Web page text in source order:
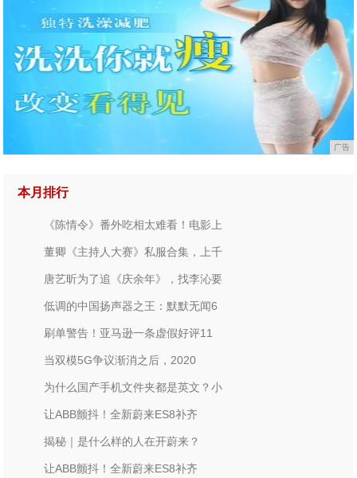
广告
本月排行
《陈情令》番外吃相太难看！电影上
董卿《主持人大赛》私服合集，上千
唐艺昕为了追《庆余年》，找李沁要
低调的中国扬声器之王：默默无闻6
刷单警告！亚马逊一条虚假好评11
当双模5G争议渐消之后，2020
为什么国产手机文件夹都是英文？小
让ABB颤抖！全新蔚来ES8补齐
揭秘｜是什么样的人在开蔚来？
让ABB颤抖！全新蔚来ES8补齐